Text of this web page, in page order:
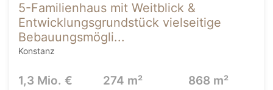
5-Familienhaus mit Weitblick &
Entwicklungsgrundstück vielseitige
Bebauungsmögli...
Konstanz
1,3 Mio. € 274 m² 868 m²